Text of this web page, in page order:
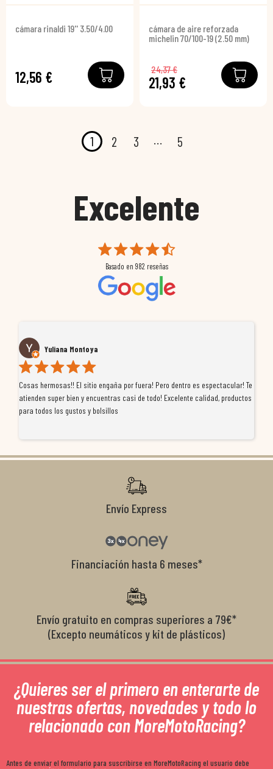
cámara rinaldi 19'' 3.50/4.00
12,56 €
cámara de aire reforzada
michelin 70/100-19 (2.50 mm)
21,93 €
24,37 €
1 2 3 5
Excelente
Basado en 982 reseñas
Yuliana Montoya
Cosas hermosas!! El sitio engaña por fuera! Pero dentro es espectacular! Te
atienden super bien y encuentras casi de todo! Excelente calidad, productos
para todos los gustos y bolsillos
Envío Express
Financiación hasta 6 meses*
Envío gratuito en compras superiores a 79€*
(Excepto neumáticos y kit de plásticos)
¿Quieres ser el primero en enterarte de
nuestras ofertas, novedades y todo lo
relacionado con MoreMotoRacing?
Antes de enviar el formulario para suscribirse en MoreMotoRacing el usuario debe